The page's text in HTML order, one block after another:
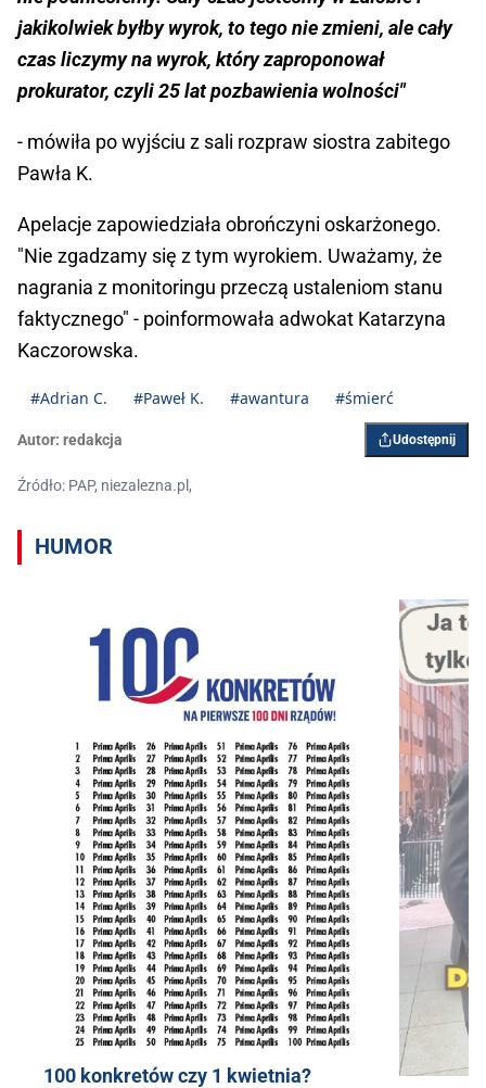
jakikolwiek byłby wyrok, to tego nie zmieni, ale cały
czas liczymy na wyrok, który zaproponował
prokurator, czyli 25 lat pozbawienia wolności"
- mówiła po wyjściu z sali rozpraw siostra zabitego
Pawła K.
Apelacje zapowiedziała obrończyni oskarżonego.
"Nie zgadzamy się z tym wyrokiem. Uważamy, że
nagrania z monitoringu przeczą ustaleniom stanu
faktycznego" - poinformowała adwokat Katarzyna
Kaczorowska.
#Adrian C. #Paweł K. #awantura #śmierć
Autor: redakcja Udostępnij
Źródło: PAP, niezalezna.pl,
HUMOR
100 konkretów czy 1 kwietnia?